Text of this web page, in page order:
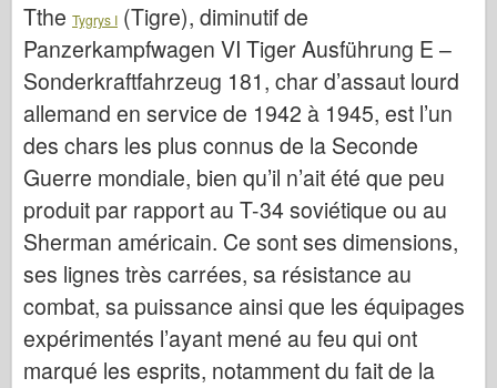
Akademii
Modele asów
Klub AFV
Airfix
Siły Powietrzne
Czarny pies
Bronco
Cyber-Hobby
Dnepromodel ( Dnepromodel )
Dragon
Tthe Tygrys I (Tigre), diminutif de
Panzerkampfwagen VI Tiger Ausführung E –
Sonderkraftfahrzeug 181, char d’assaut lourd
allemand en service de 1942 à 1945, est l’un
des chars les plus connus de la Seconde
Guerre mondiale, bien qu’il n’ait été que peu
produit par rapport au T-34 soviétique ou au
Sherman américain. Ce sont ses dimensions,
ses lignes très carrées, sa résistance au
combat, sa puissance ainsi que les équipages
expérimentés l’ayant mené au feu qui ont
marqué les esprits, notamment du fait de la